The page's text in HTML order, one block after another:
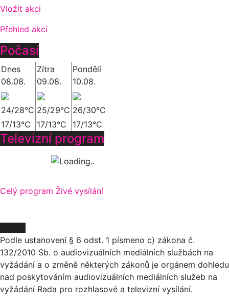
Vložit akci
Přehled akcí
Počasí
Dnes
08.08.
Zítra
09.08.
Pondělí
10.08.
24/28°C 25/29°C 26/30°C
17/13°C
17/13°C 17/13°C
Televizní program
Celý program Živé vysílání
Podle ustanovení § 6 odst. 1 písmeno c) zákona č.
132/2010 Sb. o audiovizuálních mediálních službách na
vyžádání a o změně některých zákonů je orgánem dohledu
nad poskytováním audiovizuálních mediálních služeb na
vyžádání Rada pro rozhlasové a televizní vysílání.